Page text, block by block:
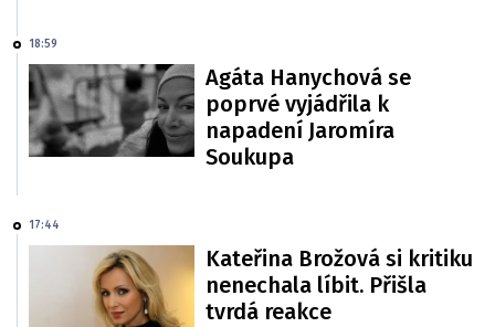
18:59
Agáta Hanychová se
poprvé vyjádřila k
napadení Jaromíra
Soukupa
17:44
Kateřina Brožová si kritiku
nenechala líbit. Přišla
tvrdá reakce